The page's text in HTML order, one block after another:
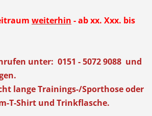
weiterhin -ab xx. Xxx. bis
unter: 0151 - 5072 9088 und
lange Trainings-/Sporthose oder
T-Shirt und Trinkflasche.